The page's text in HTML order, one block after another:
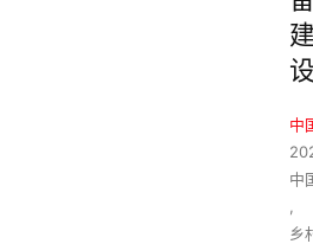
中
中
,
乡